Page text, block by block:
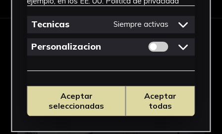
IMÁGENES
Tecnicas Siempre activas
Personalizacion Permitir cookies
Aceptar
seleccionadas
Aceptar
todas